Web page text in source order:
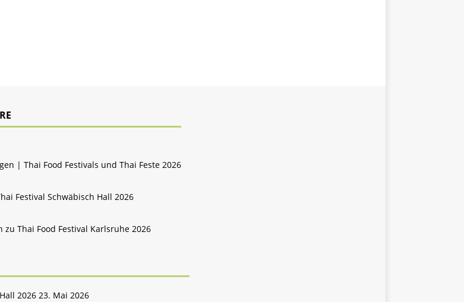
| Thai Food Festivals und Thai Feste 2026
Festival Schwäbisch Hall 2026
zu Thai Food Festival Karlsruhe 2026
2026 23. Mai 2026